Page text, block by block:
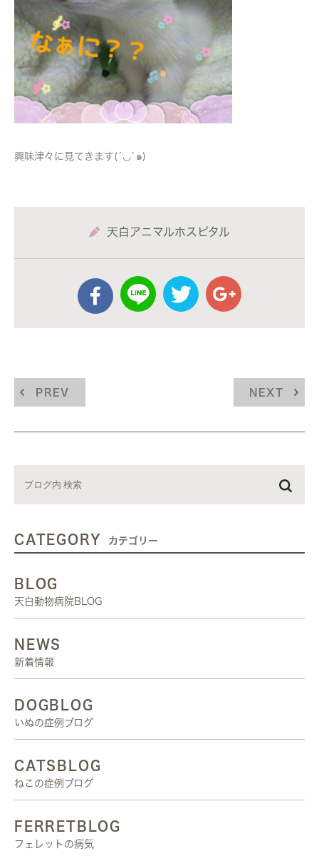
興味津々に見てきます(´◡`๑)
天白アニマルホスピタル
PREV NEXT
CATEGORY カテゴリー
BLOG
天白動物病院BLOG
NEWS
新着情報
DOGBLOG
いぬの症例ブログ
CATSBLOG
ねこの症例ブログ
FERRETBLOG
フェレットの病気